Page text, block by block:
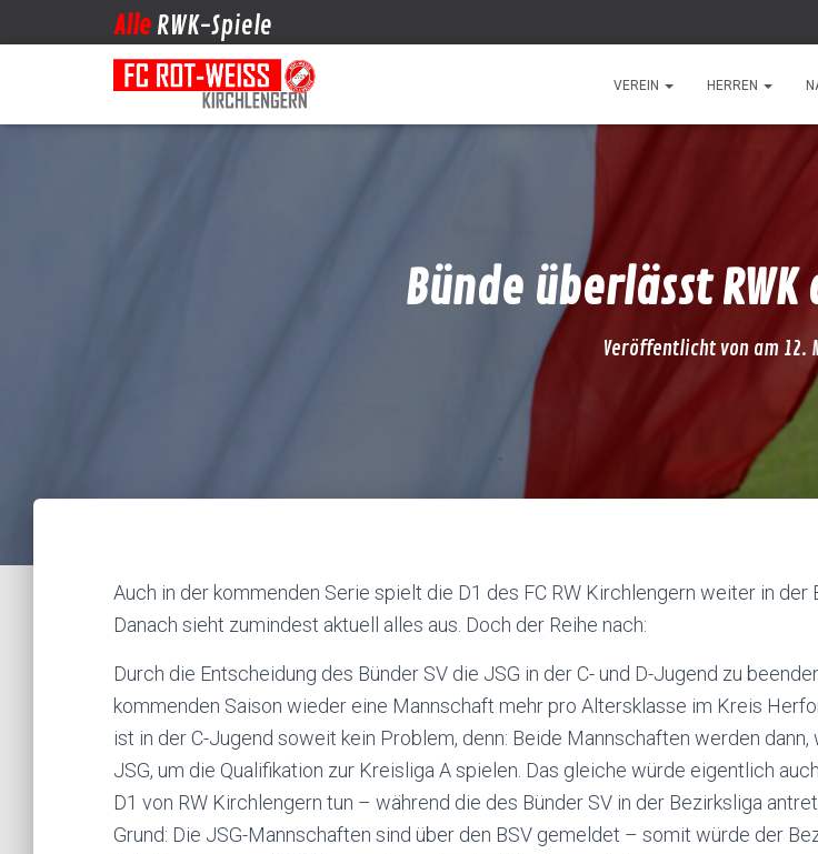
Alle RWK-Spiele
VEREIN HERREN
Bünde überlässt
Veröffentlicht von am 12.
Auch in der kommenden Serie spielt die D1 des FC RW Kirchlengern weiter in der
Danach sieht zumindest aktuell alles aus. Doch der Reihe nach:
Durch die Entscheidung des Bünder SV die JSG in der C- und D-Jugend zu
kommenden Saison wieder eine Mannschaft mehr pro Altersklasse im Kreis
ist in der C-Jugend soweit kein Problem, denn: Beide Mannschaften werden dann,
JSG, um die Qualifikation zur Kreisliga A spielen. Das gleiche würde eigentlich
D1 von RW Kirchlengern tun – während die des Bünder SV in der Bezirksliga
Grund: Die JSG-Mannschaften sind über den BSV gemeldet – somit würde der